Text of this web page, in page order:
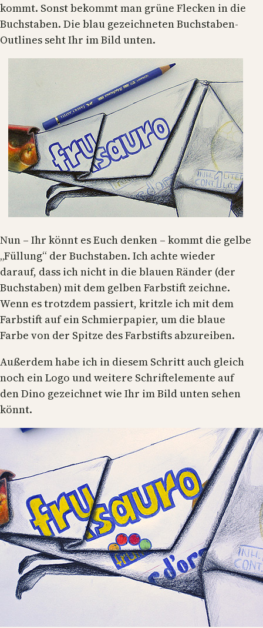
kommt. Sonst bekommt man grüne Flecken in die
Buchstaben. Die blau gezeichneten Buchstaben-
Outlines seht Ihr im Bild unten.
Nun – Ihr könnt es Euch denken – kommt die gelbe
„Füllung“ der Buchstaben. Ich achte wieder
darauf, dass ich nicht in die blauen Ränder (der
Buchstaben) mit dem gelben Farbstift zeichne.
Wenn es trotzdem passiert, kritzle ich mit dem
Farbstift auf ein Schmierpapier, um die blaue
Farbe von der Spitze des Farbstifts abzureiben.
Außerdem habe ich in diesem Schritt auch gleich
noch ein Logo und weitere Schriftelemente auf
den Dino gezeichnet wie Ihr im Bild unten sehen
könnt.